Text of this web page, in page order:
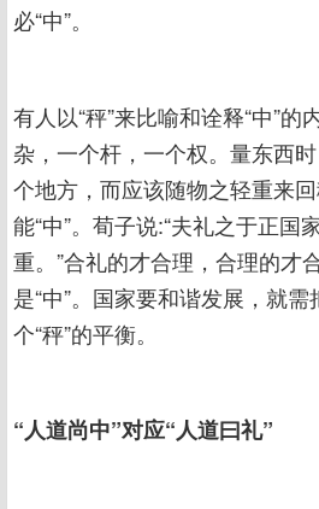
必“中”。
有人以“秤”来比喻和诠释“中”的
杂，一个杆，一个权。量东西
个地方，而应该随物之轻重来
能“中”。荀子说:“夫礼之于正国
重。”合礼的才合理，合理的才
是“中”。国家要和谐发展，就需
个“秤”的平衡。
“人道尚中”对应“人道曰礼”